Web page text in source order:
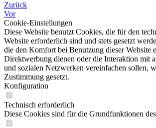
Zurück
Vor
Cookie-Einstellungen
Diese Website benutzt Cookies, die für den
Website erforderlich sind und stets gesetzt
die den Komfort bei Benutzung dieser Website
Direktwerbung dienen oder die Interaktion mit
und sozialen Netzwerken vereinfachen sollen,
Zustimmung gesetzt.
Konfiguration
Technisch erforderlich
Diese Cookies sind für die Grundfunktionen